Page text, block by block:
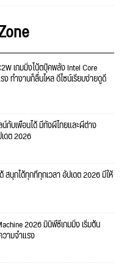
เกมมิ่งโน้ตบุ๊คพลัง Intel Core
ง ทำงานก็ลื่นไหล ดีไซน์เรียบง่ายดูดี
กับเพื่อนได้ มีทั้งผีไทยและผีต่าง
ดต 2026
ด้ สนุกได้ทุกที่ทุกเวลา อัปเดต 2026 มีให้
2026 มินิพีซีเกมมิ่ง เริ่มต้น
ามจำแรง